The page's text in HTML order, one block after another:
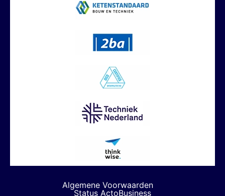
Algemene Voorwaarden
Status ActoBusiness